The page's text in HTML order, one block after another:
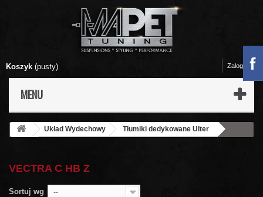
Koszyk (pusty)
MENU
Zaloguj się
Układ Wydechowy
Tłumiki dedykowane Ulter
VECTRA C HB Z
Sortuj wg --